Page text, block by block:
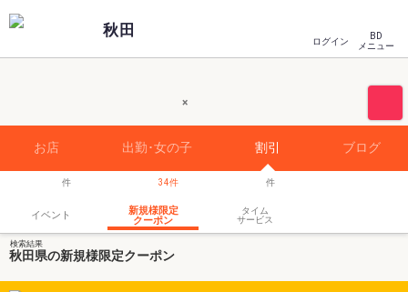
秋田
ログイン
BD
メニュー
×
お店 出勤･女の子 割引 ブログ
イベント
34
新規様限定
クーポン
タイム
サービス
検索結果
秋田県の新規様限定クーポン